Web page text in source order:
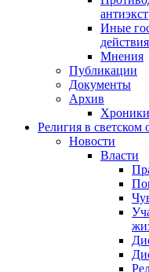
Иные
действия
Мнения
Публикации
Документы
Архив
Религия в светском
Новости
Власти